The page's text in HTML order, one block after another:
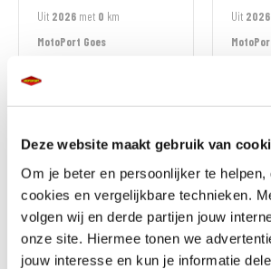
Deze website maakt gebruik van
Om je beter en persoonlijker te helpen,
cookies en vergelijkbare technieken.
volgen wij en derde partijen jouw
onze site. Hiermee tonen we
jouw interesse en kun je informatie
Uit 2026 met 0 km
MotoPort Goes
Uit 2026
Triumph TIGER SPORT 800
€ 13.795,-
Honda
€